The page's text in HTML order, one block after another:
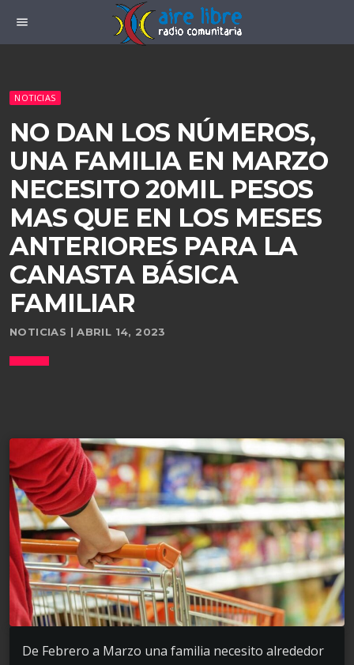
menu
NOTICIAS
NO DAN LOS NÚMEROS,
UNA FAMILIA EN MARZO
NECESITO 20MIL PESOS
MAS QUE EN LOS MESES
ANTERIORES PARA LA
CANASTA BÁSICA
FAMILIAR
NOTICIAS | ABRIL 14, 2023
De Febrero a Marzo una familia necesito alrededor